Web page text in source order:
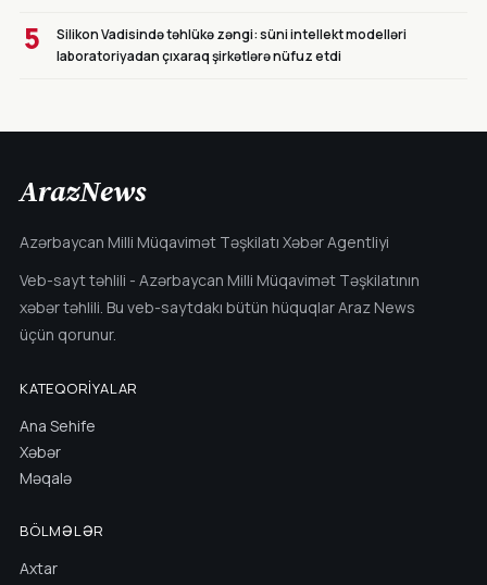
5
Silikon Vadisində təhlükə zəngi: süni intellekt modelləri
laboratoriyadan çıxaraq şirkətlərə nüfuz etdi
ArazNews
Azərbaycan Milli Müqavimət Təşkilatı Xəbər Agentliyi
Veb-sayt təhlili - Azərbaycan Milli Müqavimət Təşkilatının
xəbər təhlili. Bu veb-saytdakı bütün hüquqlar Araz News
üçün qorunur.
KATEQORIYALAR
Ana Sehife
Xəbər
Məqalə
BÖLMƏLƏR
Axtar